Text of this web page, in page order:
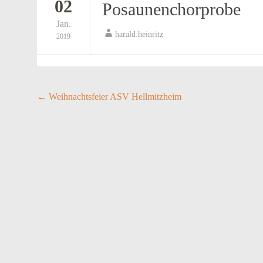
02
Jan.
2019
Posaunenchorprobe
harald.heinritz
Post
← Weihnachtsfeier ASV Hellmitzheim